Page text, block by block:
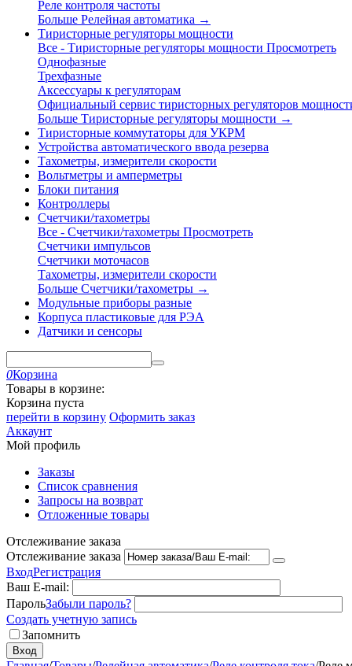
Реле контроля частоты
Больше Релейная автоматика →
Тиристорные регуляторы мощности
Все - Тиристорные регуляторы мощности Просмотреть
Однофазные
Трехфазные
Аксессуары к регуляторам
Официальный сервис тиристорных регуляторов
Больше Тиристорные регуляторы мощности →
Тиристорные коммутаторы для УКРМ
Устройства автоматического ввода резерва
Тахометры, измерители скорости
Вольтметры и амперметры
Блоки питания
Контроллеры
Счетчики/тахометры
Все - Счетчики/тахометры Просмотреть
Счетчики импульсов
Счетчики моточасов
Тахометры, измерители скорости
Больше Счетчики/тахометры →
Модульные приборы разные
Корпуса пластиковые для РЭА
Датчики и сенсоры
0Корзина
Товары в корзине:
Корзина пуста
перейти в корзину Оформить заказ
Аккаунт
Мой профиль
Заказы
Список сравнения
Запросы на возврат
Отложенные товары
Отслеживание заказа
Отслеживание заказа
ВходРегистрация
Ваш E-mail:
ПарольЗабыли пароль?
Создать учетную запись
Запомнить
Вход